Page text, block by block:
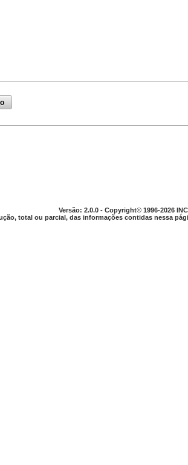
Versão: 2.0.0 - Copyright© 1996-2026
total ou parcial, das informações contidas nessa